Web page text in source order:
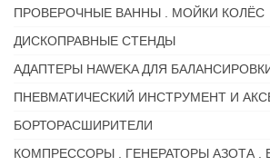
ПРОВЕРОЧНЫЕ ВАННЫ . МОЙКИ КОЛЁС
ДИСКОПРАВНЫЕ СТЕНДЫ
АДАПТЕРЫ HAWEKA ДЛЯ
ПНЕВМАТИЧЕСКИЙ ИНСТРУМЕНТ И
БОРТОРАСШИРИТЕЛИ
КОМПРЕССОРЫ . ГЕНЕРАТОРЫ АЗОТА .